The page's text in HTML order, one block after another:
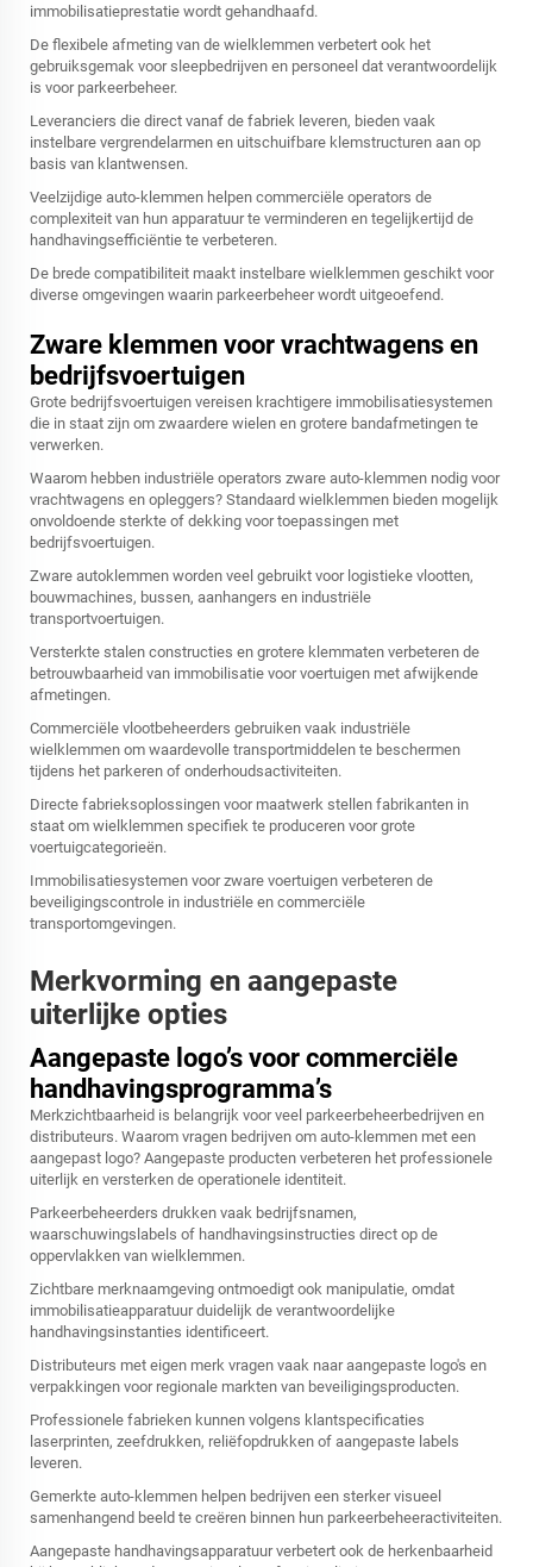
immobilisatieprestatie wordt gehandhaafd.
De flexibele afmeting van de wielklemmen verbetert ook het
gebruiksgemak voor sleepbedrijven en personeel dat verantwoordelijk
is voor parkeerbeheer.
Leveranciers die direct vanaf de fabriek leveren, bieden vaak
instelbare vergrendelarmen en uitschuifbare klemstructuren aan op
basis van klantwensen.
Veelzijdige auto-klemmen helpen commerciële operators de
complexiteit van hun apparatuur te verminderen en tegelijkertijd de
handhavingsefficiëntie te verbeteren.
De brede compatibiliteit maakt instelbare wielklemmen geschikt voor
diverse omgevingen waarin parkeerbeheer wordt uitgeoefend.
Zware klemmen voor vrachtwagens en
bedrijfsvoertuigen
Grote bedrijfsvoertuigen vereisen krachtigere immobilisatiesystemen
die in staat zijn om zwaardere wielen en grotere bandafmetingen te
verwerken.
Waarom hebben industriële operators zware auto-klemmen nodig voor
vrachtwagens en opleggers? Standaard wielklemmen bieden mogelijk
onvoldoende sterkte of dekking voor toepassingen met
bedrijfsvoertuigen.
Zware autoklemmen worden veel gebruikt voor logistieke vlootten,
bouwmachines, bussen, aanhangers en industriële
transportvoertuigen.
Versterkte stalen constructies en grotere klemmaten verbeteren de
betrouwbaarheid van immobilisatie voor voertuigen met afwijkende
afmetingen.
Commerciële vlootbeheerders gebruiken vaak industriële
wielklemmen om waardevolle transportmiddelen te beschermen
tijdens het parkeren of onderhoudsactiviteiten.
Directe fabrieksoplossingen voor maatwerk stellen fabrikanten in
staat om wielklemmen specifiek te produceren voor grote
voertuigcategorieën.
Immobilisatiesystemen voor zware voertuigen verbeteren de
beveiligingscontrole in industriële en commerciële
transportomgevingen.
Merkvorming en aangepaste
uiterlijke opties
Aangepaste logo’s voor commerciële
handhavingsprogramma’s
Merkzichtbaarheid is belangrijk voor veel parkeerbeheerbedrijven en
distributeurs. Waarom vragen bedrijven om auto-klemmen met een
aangepast logo? Aangepaste producten verbeteren het professionele
uiterlijk en versterken de operationele identiteit.
Parkeerbeheerders drukken vaak bedrijfsnamen,
waarschuwingslabels of handhavingsinstructies direct op de
oppervlakken van wielklemmen.
Zichtbare merknaamgeving ontmoedigt ook manipulatie, omdat
immobilisatieapparatuur duidelijk de verantwoordelijke
handhavingsinstanties identificeert.
Distributeurs met eigen merk vragen vaak naar aangepaste logo's en
verpakkingen voor regionale markten van beveiligingsproducten.
Professionele fabrieken kunnen volgens klantspecificaties
laserprinten, zeefdrukken, reliëfopdrukken of aangepaste labels
leveren.
Gemerkte auto-klemmen helpen bedrijven een sterker visueel
samenhangend beeld te creëren binnen hun parkeerbeheeractiviteiten.
Aangepaste handhavingsapparatuur verbetert ook de herkenbaarheid